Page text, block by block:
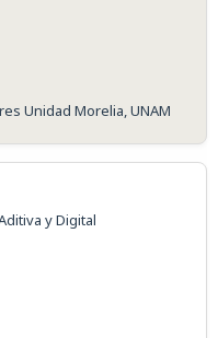
Unidad Morelia, UNAM
y Digital